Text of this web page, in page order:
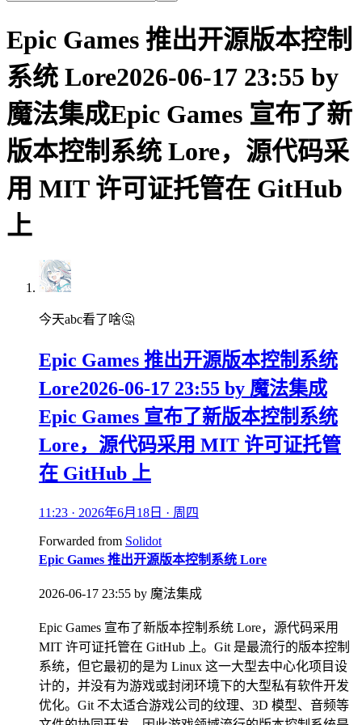
Epic Games 推出开源版本控制
系统 Lore2026-06-17 23:55 by
魔法集成Epic Games 宣布了新
版本控制系统 Lore，源代码采
用 MIT 许可证托管在 GitHub
上
今天abc看了啥🤔
Epic Games 推出开源版本控制系统
Lore2026-06-17 23:55 by 魔法集成
Epic Games 宣布了新版本控制系统
Lore，源代码采用 MIT 许可证托管
在 GitHub 上
11:23 · 2026年6月18日 · 周四
Forwarded from Solidot
Epic Games 推出开源版本控制系统 Lore
2026-06-17 23:55 by 魔法集成
Epic Games 宣布了新版本控制系统 Lore，源代码采用
MIT 许可证托管在 GitHub 上。Git 是最流行的版本控制
系统，但它最初的是为 Linux 这一大型去中心化项目设
计的，并没有为游戏或封闭环境下的大型私有软件开发
优化。Git 不太适合游戏公司的纹理、3D 模型、音频等